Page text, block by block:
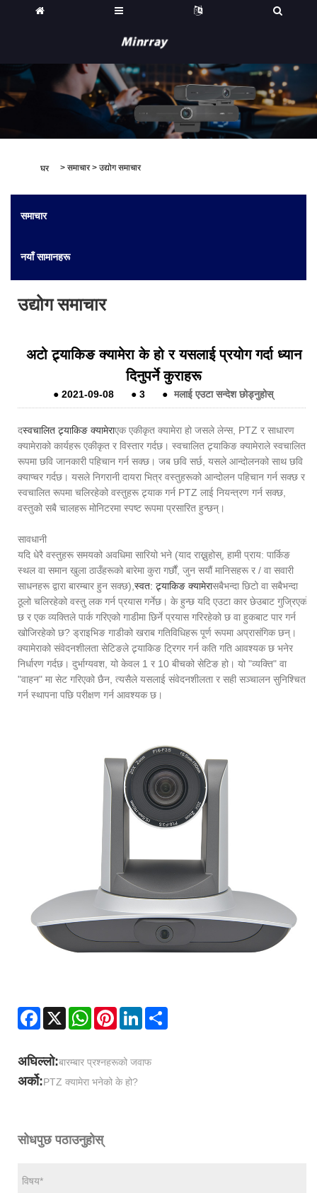
घर > समाचार > उद्योग समाचार
समाचार
नयाँ सामानहरू
उद्योग समाचार
अटो ट्र्याकिङ क्यामेरा के हो र यसलाई प्रयोग गर्दा ध्यान
दिनुपर्ने कुराहरू
●2021-09-08 ●3 ● मलाई एउटा सन्देश छोड्नुहोस्
दस्वचालित ट्र्याकिङ क्यामेराएक एकीकृत क्यामेरा हो जसले लेन्स, PTZ र साधारण
क्यामेराको कार्यहरू एकीकृत र विस्तार गर्दछ। स्वचालित ट्र्याकिङ क्यामेराले स्वचालित
रूपमा छवि जानकारी पहिचान गर्न सक्छ। जब छवि सर्छ, यसले आन्दोलनको साथ छवि
क्याप्चर गर्दछ। यसले निगरानी दायरा भित्र वस्तुहरूको आन्दोलन पहिचान गर्न सक्छ र
स्वचालित रूपमा चलिरहेको वस्तुहरू ट्र्याक गर्न PTZ लाई नियन्त्रण गर्न सक्छ,
वस्तुको सबै चालहरू मोनिटरमा स्पष्ट रूपमा प्रसारित हुन्छन्।
सावधानी
यदि धेरै वस्तुहरू समयको अवधिमा सारियो भने (याद राख्नुहोस्, हामी प्राय: पार्किङ
स्थल वा समान खुला ठाउँहरूको बारेमा कुरा गर्छौं, जुन सयौं मानिसहरू र / वा सवारी
साधनहरू द्वारा बारम्बार हुन सक्छ), स्वत: ट्र्याकिङ क्यामेरासबैभन्दा छिटो वा सबैभन्दा
ठूलो चलिरहेको वस्तु लक गर्न प्रयास गर्नेछ। के हुन्छ यदि एउटा कार छेउबाट गुज्रिएको
छ र एक व्यक्तिले पार्क गरिएको गाडीमा छिर्ने प्रयास गरिरहेको छ वा हुकबाट पार गर्न
खोजिरहेको छ? ड्राइभिङ गाडीको खराब गतिविधिहरू पूर्ण रूपमा अप्रासंगिक छन्।
क्यामेराको संवेदनशीलता सेटिङले ट्र्याकिङ ट्रिगर गर्न कति गति आवश्यक छ भनेर
निर्धारण गर्दछ। दुर्भाग्यवश, यो केवल 1 र 10 बीचको सेटिङ हो। यो "व्यक्ति" वा
"वाहन" मा सेट गरिएको छैन, त्यसैले यसलाई संवेदनशीलता र सही सञ्चालन सुनिश्चित
गर्न स्थापना पछि परीक्षण गर्न आवश्यक छ।
Facebook
X WhatsAppPinterestLinkedIn
अघिल्लो:बारम्बार प्रश्नहरूको जवाफ
अर्को:PTZ क्यामेरा भनेको के हो?
सोधपुछ पठाउनुहोस्